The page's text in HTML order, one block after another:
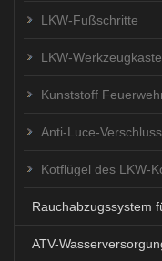
LKW-Fußschritte
LKW-
Kunststoff
Anti-Luce-Verschluss
Kotflügel des LKW-
Rauchabzugssystem
ATV-